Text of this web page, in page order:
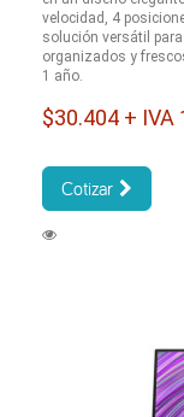
velocidad, 4
solución versátil
organizados y
1 año.
$30.404 + IVA
Cotizar